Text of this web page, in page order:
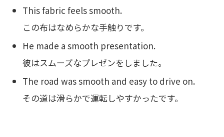
This fabric feels smooth.
この布はなめらかな手触りです。
He made a smooth presentation.
彼はスムーズなプレゼンをしました。
The road was smooth and easy to drive on.
その道は滑らかで運転しやすかったです。